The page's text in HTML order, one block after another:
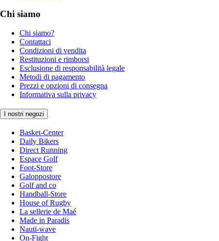
Chi siamo
Chi siamo?
Contattaci
Condizioni di vendita
Restituzioni e rimborsi
Esclusione di responsabilità legale
Metodi di pagamento
Prezzi e opzioni di consegna
Informativa sulla privacy
I nostri negozi
Basket-Center
Daily Bikers
Direct Running
Espace Golf
Foot-Store
Galoppostore
Golf and co
Handball-Store
House of Rugby
La sellerie de Maé
Made in Paradis
Nauti-wave
On-Fight